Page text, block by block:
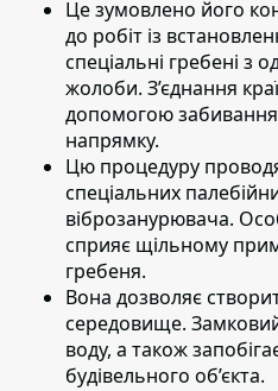
Це зумовлено його
до робіт із
спеціальні гребені з
жолоби. З’єднання
допомогою забивання
напрямку.
Цю процедуру
спеціальних
віброзанурювача.
сприяє щільному
гребеня.
Вона дозволяє
середовище.
воду, а також
будівельного об’єкта.